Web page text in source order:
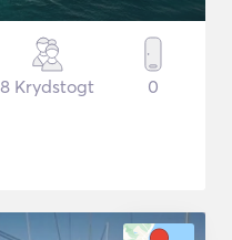
8 Krydstogt 0